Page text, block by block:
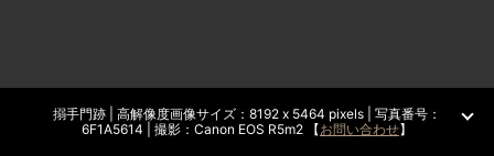
搦手門跡 | 高解像度画像サイズ：8192 x 5464 pixels | 写真番号：
6F1A5614 | 撮影：Canon EOS R5m2 【お問い合わせ】